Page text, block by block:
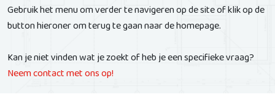
Gebruik het menu om verder te navigeren op de site of klik op de
button hieroner om terug te gaan naar de homepage.
Kan je niet vinden wat je zoekt of heb je een specifieke vraag?
Neem contact met ons op!